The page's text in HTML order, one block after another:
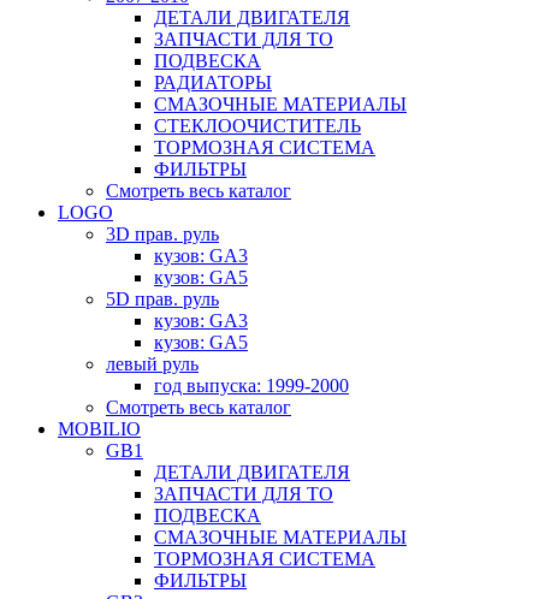
ДЕТАЛИ ДВИГАТЕЛЯ
ЗАПЧАСТИ ДЛЯ ТО
ПОДВЕСКА
РАДИАТОРЫ
СМАЗОЧНЫЕ МАТЕРИАЛЫ
СТЕКЛООЧИСТИТЕЛЬ
ТОРМОЗНАЯ СИСТЕМА
ФИЛЬТРЫ
Смотреть весь каталог
LOGO
3D прав. руль
кузов: GA3
кузов: GA5
5D прав. руль
кузов: GA3
кузов: GA5
левый руль
год выпуска: 1999-2000
Смотреть весь каталог
MOBILIO
GB1
ДЕТАЛИ ДВИГАТЕЛЯ
ЗАПЧАСТИ ДЛЯ ТО
ПОДВЕСКА
СМАЗОЧНЫЕ МАТЕРИАЛЫ
ТОРМОЗНАЯ СИСТЕМА
ФИЛЬТРЫ